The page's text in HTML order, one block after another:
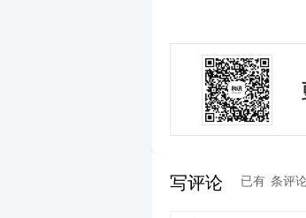
写评论 已有 条评